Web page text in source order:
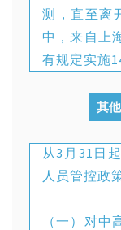
测，直至离
中，来自上
有规定实施
其
从3月31日
人员管控政
（一）对